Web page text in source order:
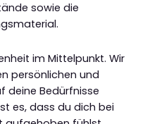
sowie die
im Mittelpunkt. Wir
persönlichen und
deine Bedürfnisse
es, dass du dich bei